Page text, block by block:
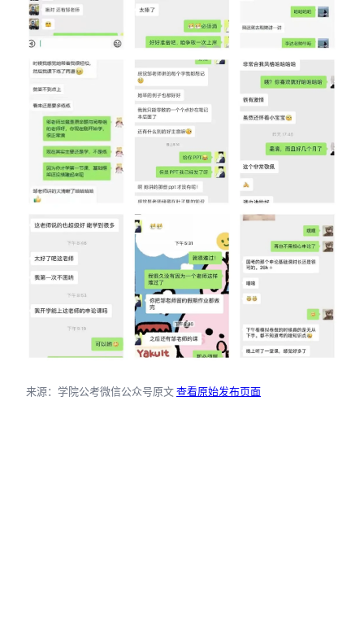
来源：学院公考微信公众号原文 查看原始发布页面